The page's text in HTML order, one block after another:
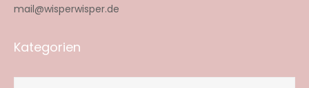
mail@wisperwisper.de
Kategorien